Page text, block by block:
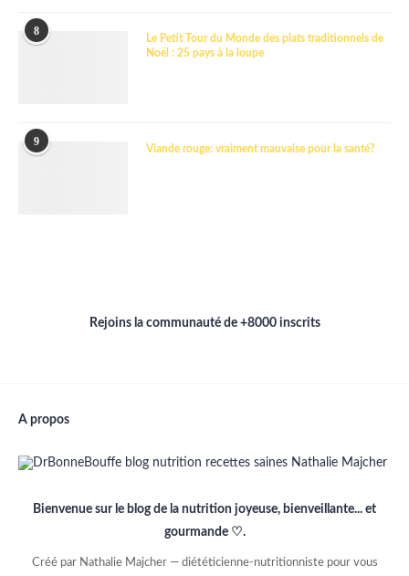
8
Le Petit Tour du Monde des plats traditionnels de
Noël : 25 pays à la loupe
9
Viande rouge: vraiment mauvaise pour la santé?
Rejoins la communauté de +8000 inscrits
A propos
Bienvenue sur le blog de la nutrition joyeuse, bienveillante... et
gourmande ♡.
Créé par Nathalie Majcher — diététicienne-nutritionniste pour vous